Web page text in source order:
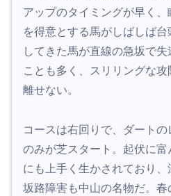
アップのタイミングが早く
を得意とする馬がしばしば
してきた馬が直線の急坂で
ことも多く、スリリングな
離せない。
コースは右回りで、ダート
のみが芝スタート。起伏に富
にも上手く生かされており、
坂路障害も中山の名物だ。